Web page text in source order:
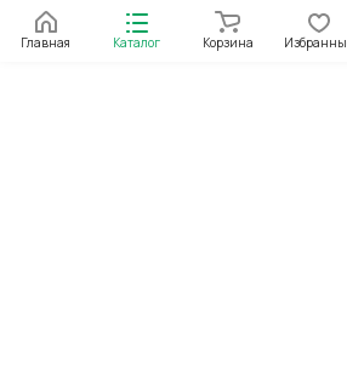
Главная Каталог Корзина